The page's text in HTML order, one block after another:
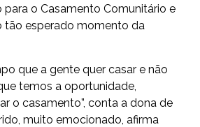
para o Casamento Comunitário e
tão esperado momento da
que a gente quer casar e não
temos a oportunidade,
o casamento”, conta a dona de
muito emocionado, afirma